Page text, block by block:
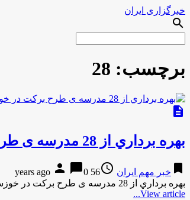
خبرگزاری ایران
search
برچسب: 28
description
بهره برداري از 28 مدرسه ی طرح بركت در خوزستان
bookmark خبر مهم ایران access_time
56 years ago
person chat_bubble0
بهره برداري از 28 مدرسه ی طرح بركت در خوزستان به گزارش مركز اطلاع رساني و روابط عمومي وزارت آموزش …
View article...